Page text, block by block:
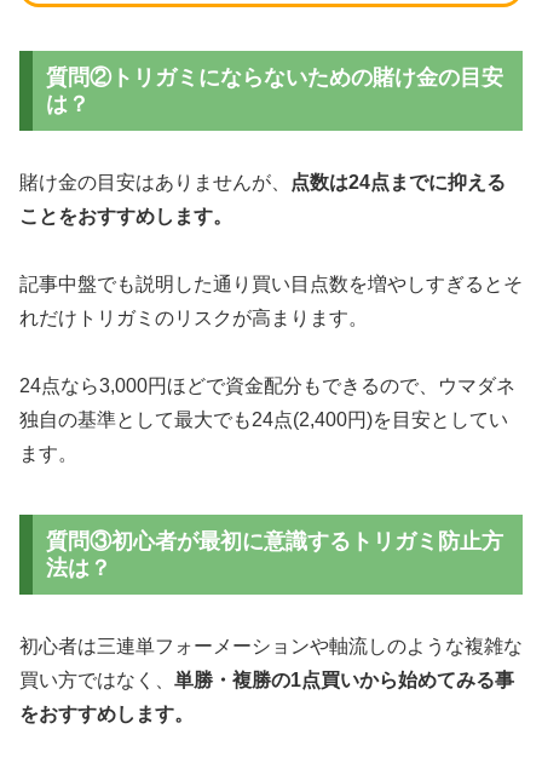
質問②トリガミにならないための賭け金の目安
は？
賭け金の目安はありませんが、
点数は24点までに抑える
ことをおすすめします。
記事中盤でも説明した通り買い目点数を増やしすぎるとそ
れだけトリガミのリスクが高まります。
24点なら3,000円ほどで資金配分もできるので、ウマダネ
独自の基準として最大でも24点(2,400円)を目安としてい
ます。
質問③初心者が最初に意識するトリガミ防止方
法は？
初心者は三連単フォーメーションや軸流しのような複雑な
買い方ではなく、 単勝・複勝の1点買いから始めてみる事
をおすすめします。